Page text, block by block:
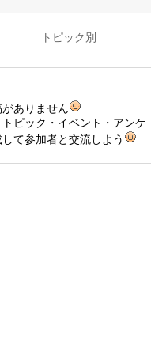
トピック別
ありません
ピック・イベント・アンケ
て参加者と交流しよう